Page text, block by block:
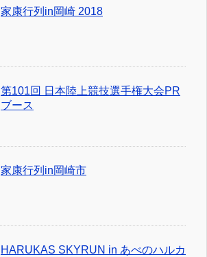
家康行列in岡崎 2018
第101回 日本陸上競技選手権大会PR
ブース
家康行列in岡崎市
HARUKAS SKYRUN in あべのハルカ